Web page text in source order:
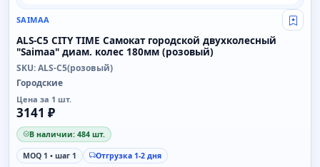
SAIMAA Свой
ALS-C5 CITY TIME Самокат городской двухколесный
"Saimaa" диам. колес 180мм (розовый)
SKU: ALS-C5(розовый)
Городские
Цена за 1 шт.
3141 ₽
В наличии: 484 шт.
MOQ 1 • шаг 1
Отгрузка 1-2 дня